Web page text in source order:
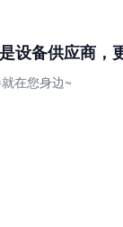
设备供应商，
在您身边~